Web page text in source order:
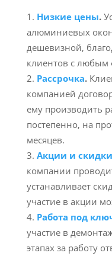
Низкие цены.
алюминиевых
дешевизной,
клиентов с любым
Рассрочка.
компанией
ему производить
постепенно, на
месяцев.
Акции и скидки
компании
устанавливает
участие в акции
Работа под
участие в
этапах за работу